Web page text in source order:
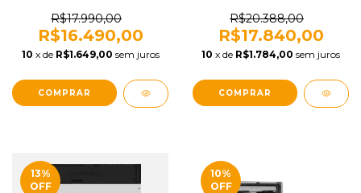
R$17.990,00
R$16.490,00
10 x de R$1.649,00 sem juros
LL-14S-60-SR-2VSA + FR-
LL-60-VT-NLGB
R$20.388,00
R$17.840,00
10 x de R$1.784,00 sem juros
13%
OFF
10%
OFF